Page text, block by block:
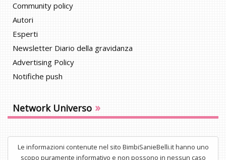
Community policy
Autori
Esperti
Newsletter Diario della gravidanza
Advertising Policy
Notifiche push
Network Universo »
Le informazioni contenute nel sito BimbiSanieBelli.it hanno uno
scopo puramente informativo e non possono in nessun caso